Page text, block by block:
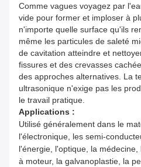
Comme vagues voyagez par
vide pour former et imploser à
n'importe quelle surface qu'ils
même les particules de saleté
de cavitation atteindre et
fissures et des crevasses
des approches alternatives. La
ultrasonique n'exige pas les
le travail pratique.
Applications :
Utilisé généralement dans le
l'électronique, les semi-
l'énergie, l'optique, la
à moteur, la galvanoplastie, la